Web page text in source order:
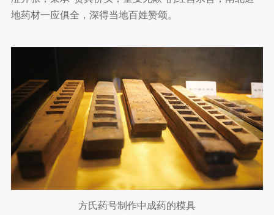
地药材一应俱全，深得当地百姓赞颂。
方氏药号制作中成药的模具